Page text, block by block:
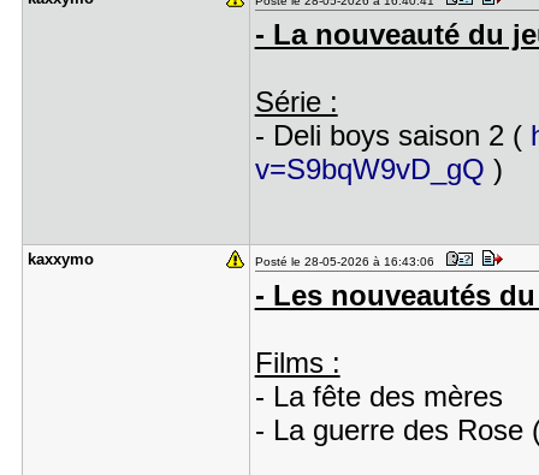
- La nouveauté du
Série :
- Deli boys saison 2 (
v=S9bqW9vD_gQ )
kaxxymo Posté le 28-05-2026 à 16:43:06
- Les nouveautés
Films :
- La fête des mères
- La guerre des Rose